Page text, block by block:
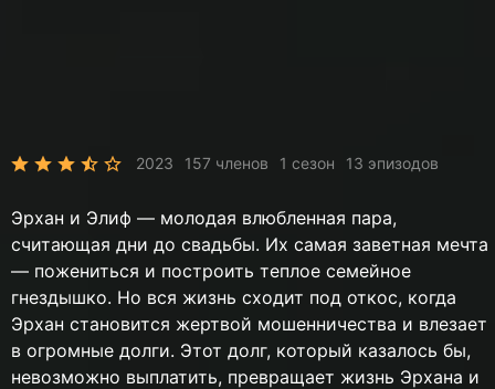
2023 157 членов 1 сезон 13 эпизодов
Эрхан и Элиф — молодая влюбленная пара,
считающая дни до свадьбы. Их самая заветная мечта
— пожениться и построить теплое семейное
гнездышко. Но вся жизнь сходит под откос, когда
Эрхан становится жертвой мошенничества и влезает
в огромные долги. Этот долг, который казалось бы,
невозможно выплатить, превращает жизнь Эрхана и